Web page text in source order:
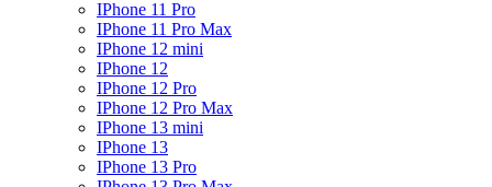
IPhone 11 Pro
IPhone 11 Pro Max
IPhone 12 mini
IPhone 12
IPhone 12 Pro
IPhone 12 Pro Max
IPhone 13 mini
IPhone 13
IPhone 13 Pro